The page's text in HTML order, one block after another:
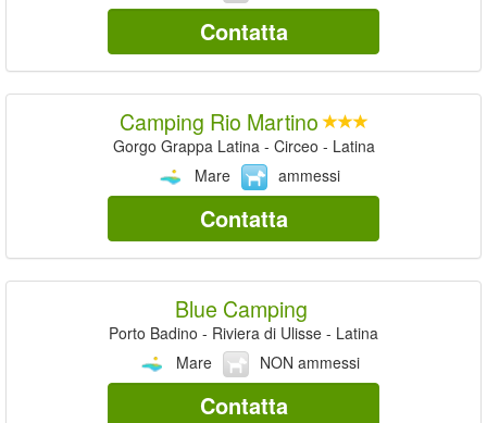
Contatta
Camping Rio Martino
Gorgo Grappa Latina - Circeo - Latina
Mare
ammessi
Contatta
Blue Camping
Porto Badino - Riviera di Ulisse - Latina
Mare
NON ammessi
Contatta